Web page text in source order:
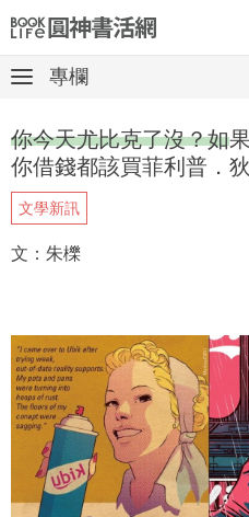
Netflix話題章魚小說！
專欄
你今天尤比克了沒？如
你借錢都該買菲利普．
文學新訊
文：朱櫟